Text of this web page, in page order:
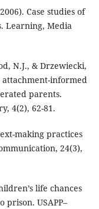
Case studies of
Learning, Media
N.J., & Drzewiecki,
attachment-informed
parents.
4(2), 62-81.
making practices
24(3),
life chances
USAPP–